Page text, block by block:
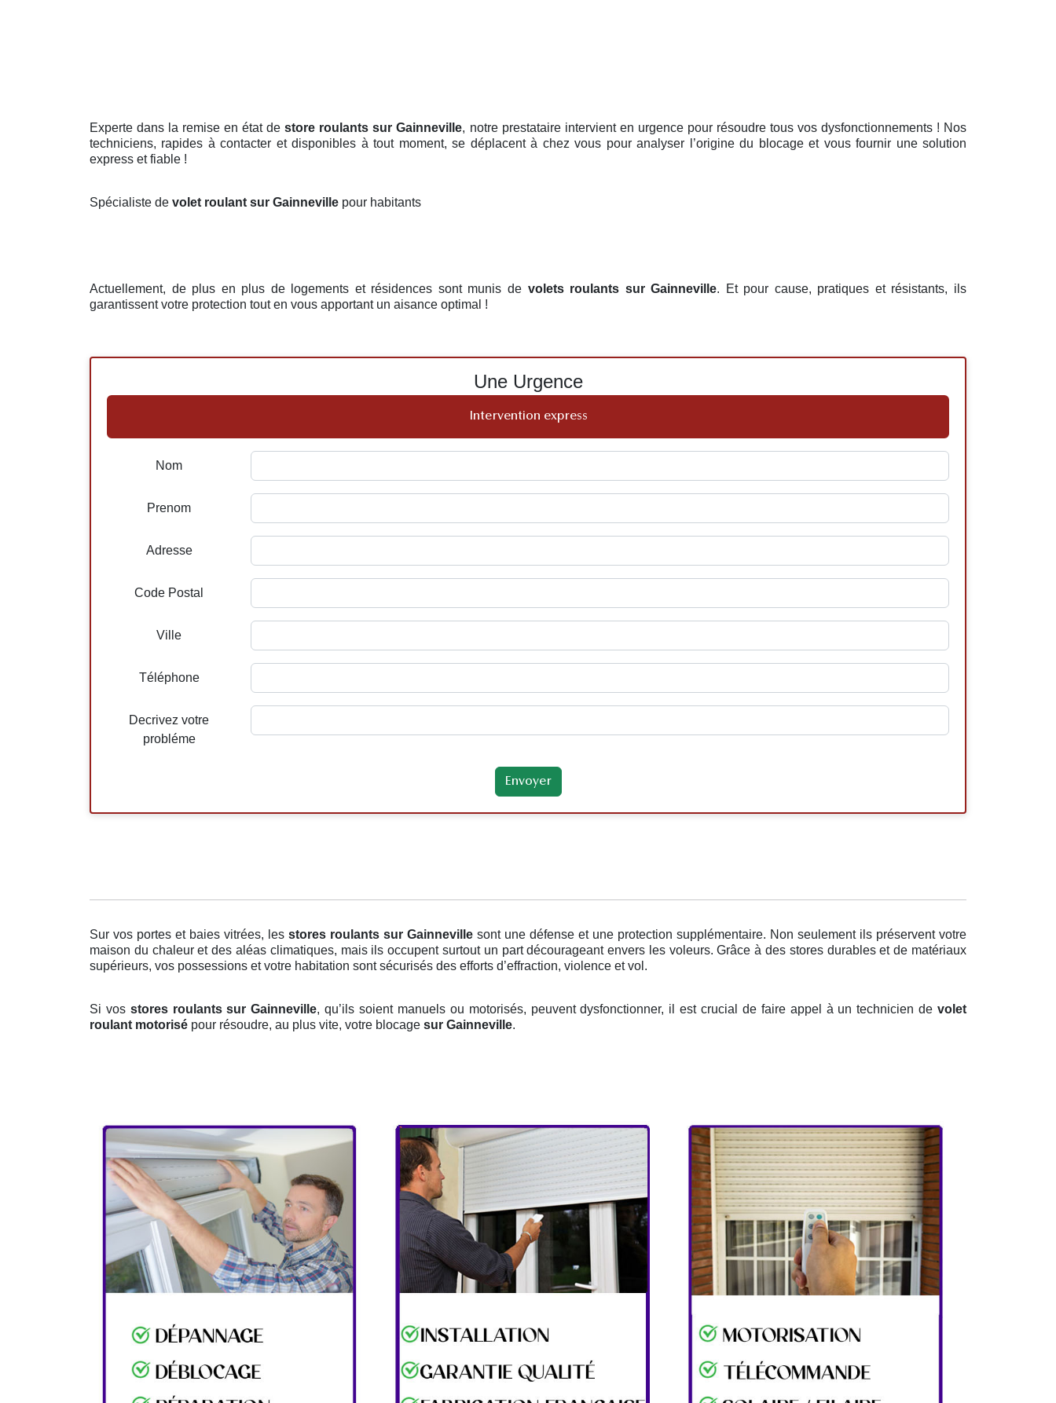
Experte dans la remise en état destore roulants sur Gainneville, notre prestataire intervient en urgence pour résoudre tous vos dysfonctionnements ! Nos
techniciens, rapides à contacter et disponibles à tout moment, se déplacent à chez vous pour analyser l’origine du blocage et vous fournir une solution
express et fiable !
Spécialiste de volet roulant sur Gainneville pour habitants
Actuellement, de plus en plus de logements et résidences sont munis de volets roulants sur Gainneville. Et pour cause, pratiques et résistants, ils
garantissent votre protection tout en vous apportant un aisance optimal !
Une Urgence
Intervention express
Nom
Prenom
Adresse
Code Postal
Ville
Téléphone
Decrivez votre
probléme
Sur vos portes et baies vitrées, les stores roulants sur Gainneville sont une défense et une protection supplémentaire. Non seulement ils préservent votre
maison du chaleur et des aléas climatiques, mais ils occupent surtout un part décourageant envers les voleurs. Grâce à des stores durables et de matériaux
supérieurs, vos possessions et votre habitation sont sécurisés des efforts d’effraction, violence et vol.
Si vos stores roulants sur Gainneville, qu’ils soient manuels ou motorisés, peuvent dysfonctionner, il est crucial de faire appel à un technicien devolet
roulant motorisé pour résoudre, au plus vite, votre blocage sur Gainneville.